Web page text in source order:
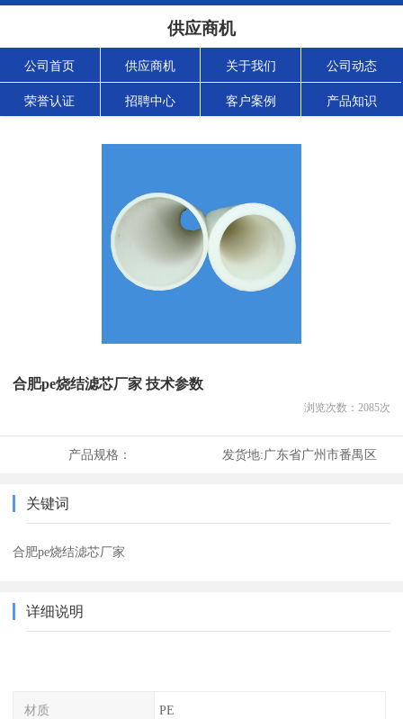
供应商机
公司首页 供应商机 关于我们 公司动态
荣誉认证 招聘中心 客户案例 产品知识
合肥pe烧结滤芯厂家 技术参数
浏览次数： 2085次
产品规格： 发货地:广东省广州市番禺区
关键词
合肥pe烧结滤芯厂家
详细说明
材质 PE